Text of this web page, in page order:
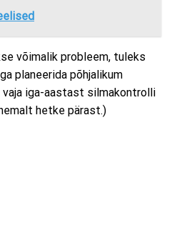
võimalik probleem, tuleks
planeerida põhjalikum
vaja iga-aastast silmakontrolli
hetke pärast.)